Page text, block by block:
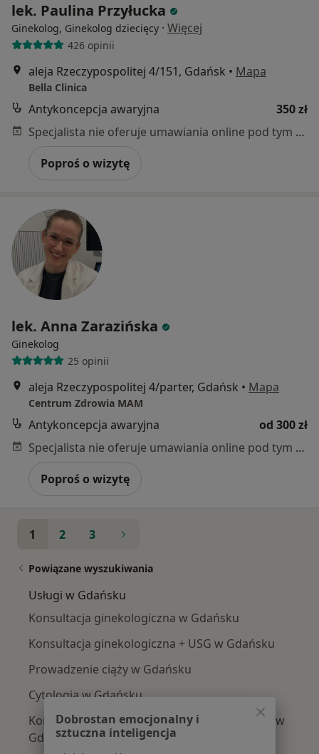
lek. Paulina Przyłucka
Ginekolog, Ginekolog dziecięcy · Więcej
426 opinii
aleja Rzeczypospolitej 4/151, Gdańsk • Mapa
Bella Clinica
Antykoncepcja awaryjna
350 zł
Specjalista nie oferuje umawiania online pod tym adresem.
Poproś o wizytę
lek. Anna Zarazińska
Ginekolog
25 opinii
aleja Rzeczypospolitej 4/parter, Gdańsk • Mapa
Centrum Zdrowia MAM
Antykoncepcja awaryjna
od 300 zł
Specjalista nie oferuje umawiania online pod tym adresem.
Poproś o wizytę
1 2 3
Powiązane wyszukiwania
Usługi w Gdańsku
Konsultacja ginekologiczna w Gdańsku
Konsultacja ginekologiczna + USG w Gdańsku
Prowadzenie ciąży w Gdańsku
Cytologia w Gdańsku
Konsultacja ginekologiczna + USG + cytologia w
Gdańsku
Dobrostan emocjonalny i
sztuczna inteligencja